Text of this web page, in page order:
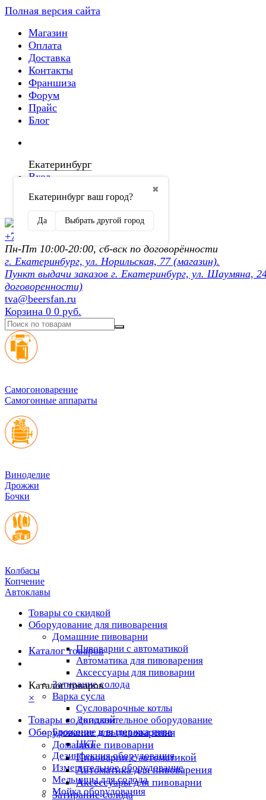
Полная версия сайта
Магазин
Оплата
Доставка
Контакты
Франшиза
Форум
Прайс
Блог
Екатеринбург
✖
Екатеринбург ваш город?
Да Выбрать другой город
Вход
Регистрация
+7 (902) 872-54-70
Пн-Пт 10:00-20:00, сб-вск по договорённости
г. Екатеринбург, ул. Норильская, 77 (магазин).
Пункт выдачи заказов г. Екатеринбург, ул. Шаумяна,
договоренности)
tva@beersfan.ru
Корзина 0 0 руб.
Cамогоноварение
Самогонные аппараты
Виноделие
Дрожжи
Бочки
Колбасы
Копчение
Автоклавы
Товары со скидкой
Оборудование для пивоварения
Домашние пивоварни
Пивоварни с автоматикой
Автоматика для пивоварения
Аксессуары для пивоварни
Затирание солода
Варка сусла
Cусловарочные котлы
Дополнительное оборудование
Брожение и выдержка пива
ЦКТ
Дезинфекция оборудования
Измерительное оборудование
Мельницы для солода
Мойка оборудования
Каталог товаров
Каталог товаров
×
Товары со скидкой
Оборудование для пивоварения
Домашние пивоварни
Пивоварни с автоматикой
Автоматика для пивоварения
Аксессуары для пивоварни
Затирание солода